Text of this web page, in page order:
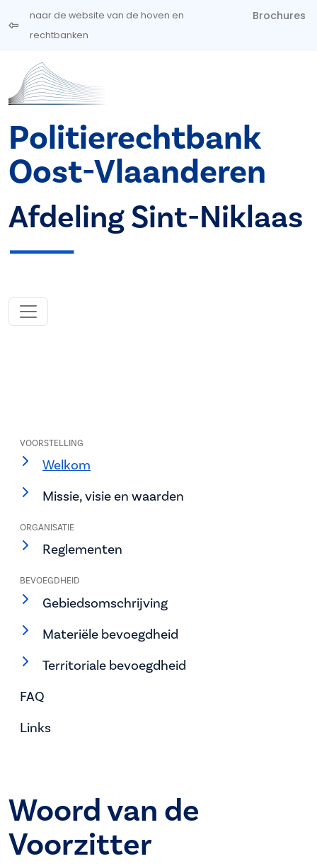
Overslaan en naar de inhoud gaan
naar de website van de hoven en
rechtbanken
Brochures
Politierechtbank
Oost-Vlaanderen
Afdeling Sint-Niklaas
VOORSTELLING
Welkom
Missie, visie en waarden
ORGANISATIE
Reglementen
BEVOEGDHEID
Gebiedsomschrijving
Materiële bevoegdheid
Territoriale bevoegdheid
FAQ
Links
Woord van de
Voorzitter